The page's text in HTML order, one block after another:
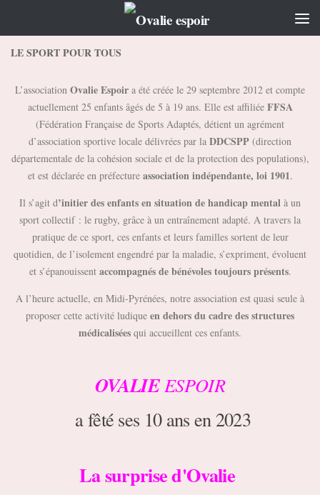
LE SPORT POUR TOUS
L’association Ovalie Espoir a été créée le 29 septembre 2012 et compte
actuellement 25 enfants âgés de 5 à 19 ans. Elle est affiliée FFSA
(Fédération Française de Sports Adaptés, détient un agrément
d’association sportive locale délivrées par la DDCSPP (direction
départementale de la cohésion sociale et de la protection des populations),
et est déclarée en préfecture association indépendante, loi 1901.
Il s’agit d’initier des enfants en situation de handicap mental à un
sport collectif : le rugby, grâce à un entraînement adapté. A travers la
pratique de ce sport, ces enfants et leurs familles sortent de leur
quotidien, de l’isolement engendré par la maladie, s’expriment, évoluent
et s’épanouissent accompagnés de bénévoles toujours présents.
A l’heure actuelle, en Midi-Pyrénées, notre association est quasi seule à
proposer cette activité ludique en dehors du cadre des structures
médicalisées qui accueillent ces enfants.
OVALIEESPOIR
a fêté ses 10 ans en 2023
La surprise d'Ovalie